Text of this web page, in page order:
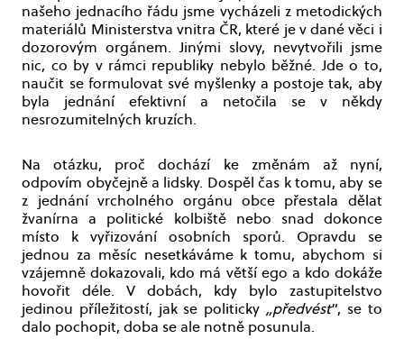
našeho jednacího řádu jsme vycházeli z metodických
materiálů Ministerstva vnitra ČR, které je v dané věci i
dozorovým orgánem. Jinými slovy, nevytvořili jsme
nic, co by v rámci republiky nebylo běžné. Jde o to,
naučit se formulovat své myšlenky a postoje tak, aby
byla jednání efektivní a netočila se v někdy
nesrozumitelných kruzích.
Na otázku, proč dochází ke změnám až nyní,
odpovím obyčejně a lidsky. Dospěl čas k tomu, aby se
z jednání vrcholného orgánu obce přestala dělat
žvanírna a politické kolbiště nebo snad dokonce
místo k vyřizování osobních sporů. Opravdu se
jednou za měsíc nesetkáváme k tomu, abychom si
vzájemně dokazovali, kdo má větší ego a kdo dokáže
hovořit déle. V dobách, kdy bylo zastupitelstvo
jedinou příležitostí, jak se politicky „předvést“, se to
dalo pochopit, doba se ale notně posunula.